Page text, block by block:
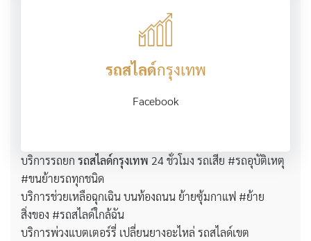
รถสไลด์กรุงเทพ
Facebook
บริการรถยก รถสไลด์กรุงเทพ 24 ชั่วโมง รถเสีย #รถอุบัติเหตุ
#ขนย้ายรถทุกชนิด
บริการช่วยเหลือฉุกเฉิน บนท้องถนน ย้ายซุ้มกาแฟ #ย้าย
สิ่งของ #รถสไลด์ใกล้ฉัน
บริการพ่วงแบตเตอร์รี่ เปลี่ยนยางอะไหล่ รถสไลด์เขต